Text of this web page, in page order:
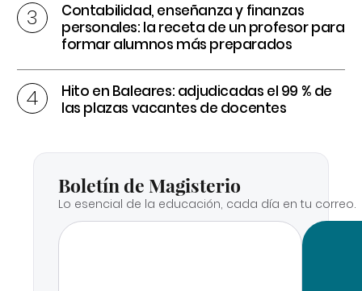
Contabilidad, enseñanza y finanzas
personales: la receta de un profesor para
formar alumnos más preparados
Hito en Baleares: adjudicadas el 99 % de
las plazas vacantes de docentes
Boletín de Magisterio
Lo esencial de la educación, cada día en tu correo.